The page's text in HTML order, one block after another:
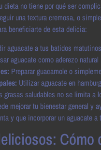
dieta no tiene por qué ser
una textura cremosa, o
beneficiarte de esta delicia:
aguacate a tus batidos
aguacate como aderezo
Preparar guacamole o
Utilizar aguacate en
grasas saludables no se limita a
mejorar tu bienestar general y
y que incorporar un aguacate
Cómo